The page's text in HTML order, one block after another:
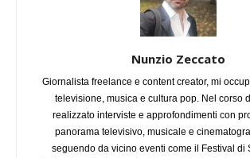
Nunzio Zeccato
Giornalista freelance e content creator, mi
televisione, musica e cultura pop. Nel corso
realizzato interviste e approfondimenti con
panorama televisivo, musicale e
seguendo da vicino eventi come il Festival di